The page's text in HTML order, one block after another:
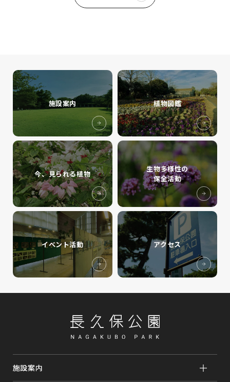
施設案内 植物図鑑
今、見られる植物
生物多様性の
保全活動
イベント活動 アクセス
施設案内